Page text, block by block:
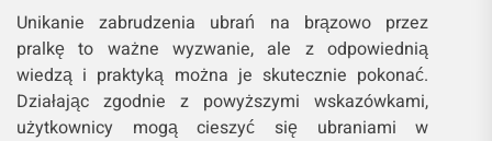
Unikanie zabrudzenia ubrań na brązowo przez
pralkę to ważne wyzwanie, ale z odpowiednią
wiedzą i praktyką można je skutecznie pokonać.
Działając zgodnie z powyższymi wskazówkami,
użytkownicy mogą cieszyć się ubraniami w